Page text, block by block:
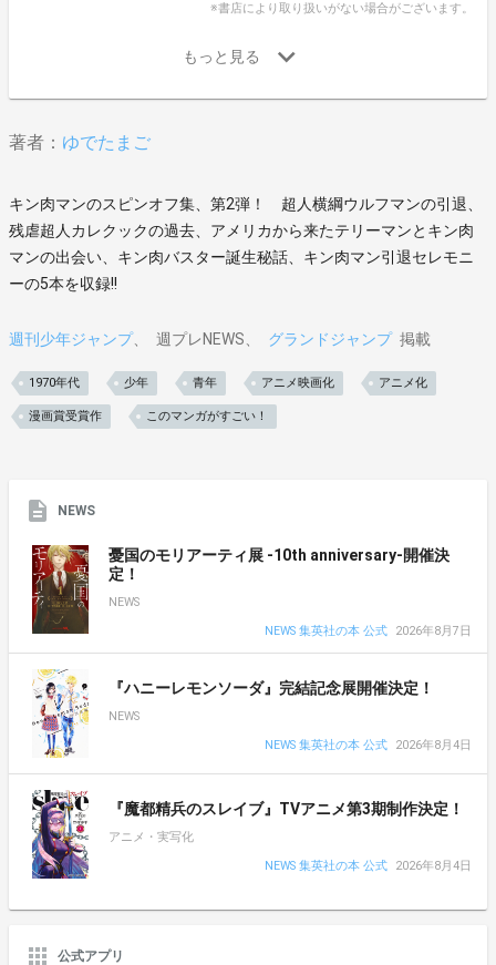
※書店により取り扱いがない場合がございます。
著者： ゆでたまご
キン肉マンのスピンオフ集、第2弾！ 超人横綱ウルフマンの引退、
残虐超人カレクックの過去、アメリカから来たテリーマンとキン肉
マンの出会い、キン肉バスター誕生秘話、キン肉マン引退セレモニ
ーの5本を収録!!
週刊少年ジャンプ 週プレNEWS グランドジャンプ 掲載
1970年代 少年 青年 アニメ映画化 アニメ化
漫画賞受賞作 このマンガがすごい！
NEWS
憂国のモリアーティ展 -10th anniversary-開催決
定！
NEWS
NEWS 集英社の本 公式
2026年8月7日
『ハニーレモンソーダ』完結記念展開催決定！
NEWS
NEWS 集英社の本 公式
2026年8月4日
『魔都精兵のスレイブ』TVアニメ第3期制作決定！
アニメ・実写化
NEWS 集英社の本 公式
2026年8月4日
公式アプリ